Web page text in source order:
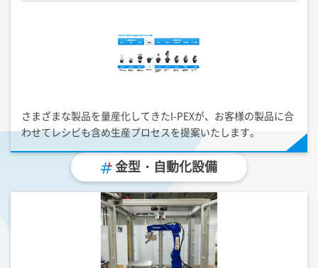
さまざまな製品を量産化してきたI-PEXが、お客様の製品に合
わせてレシピも含め生産プロセスを提案いたします。
金型・自動化設備